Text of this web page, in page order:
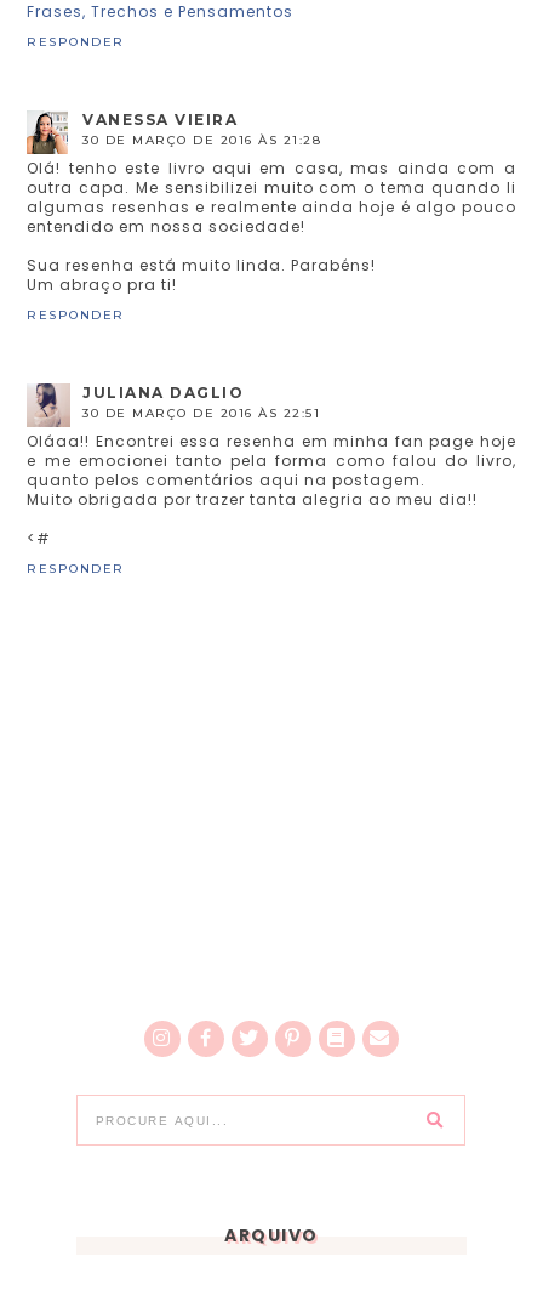
Frases, Trechos e Pensamentos
RESPONDER
VANESSA VIEIRA
30 DE MARÇO DE 2016 ÀS 21:28
Olá! tenho este livro aqui em casa, mas ainda com a
outra capa. Me sensibilizei muito com o tema quando li
algumas resenhas e realmente ainda hoje é algo pouco
entendido em nossa sociedade!
Sua resenha está muito linda. Parabéns!
Um abraço pra ti!
RESPONDER
JULIANA DAGLIO
30 DE MARÇO DE 2016 ÀS 22:51
Oláaa!! Encontrei essa resenha em minha fan page hoje
e me emocionei tanto pela forma como falou do livro,
quanto pelos comentários aqui na postagem.
Muito obrigada por trazer tanta alegria ao meu dia!!
<#
RESPONDER
ARQUIVO